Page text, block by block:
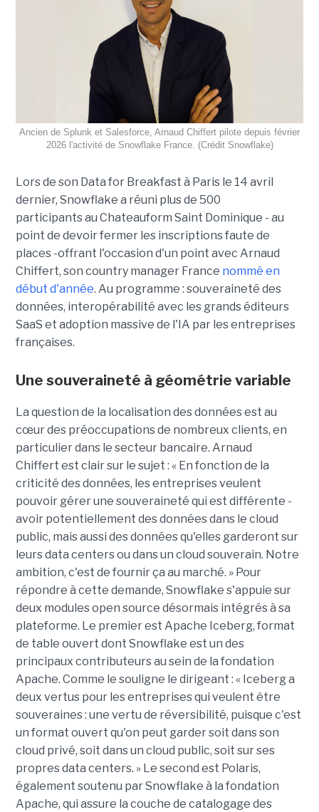
Ancien de Splunk et Salesforce, Arnaud Chiffert pilote depuis février
2026 l'activité de Snowflake France. (Crédit Snowflake)
Lors de son Data for Breakfast à Paris le 14 avril
dernier, Snowflake a réuni plus de 500
participants au Chateauform Saint Dominique - au
point de devoir fermer les inscriptions faute de
places -offrant l'occasion d'un point avec Arnaud
Chiffert, son country manager France nommé en
début d'année. Au programme : souveraineté des
données, interopérabilité avec les grands éditeurs
SaaS et adoption massive de l'IA par les entreprises
françaises.
Une souveraineté à géométrie variable
La question de la localisation des données est au
cœur des préoccupations de nombreux clients, en
particulier dans le secteur bancaire. Arnaud
Chiffert est clair sur le sujet : « En fonction de la
criticité des données, les entreprises veulent
pouvoir gérer une souveraineté qui est différente -
avoir potentiellement des données dans le cloud
public, mais aussi des données qu'elles garderont sur
leurs data centers ou dans un cloud souverain. Notre
ambition, c'est de fournir ça au marché. » Pour
répondre à cette demande, Snowflake s'appuie sur
deux modules open source désormais intégrés à sa
plateforme. Le premier est Apache Iceberg, format
de table ouvert dont Snowflake est un des
principaux contributeurs au sein de la fondation
Apache. Comme le souligne le dirigeant : « Iceberg a
deux vertus pour les entreprises qui veulent être
souveraines : une vertu de réversibilité, puisque c'est
un format ouvert qu'on peut garder soit dans son
cloud privé, soit dans un cloud public, soit sur ses
propres data centers. » Le second est Polaris,
également soutenu par Snowflake à la fondation
Apache, qui assure la couche de catalogage des